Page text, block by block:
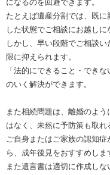
になるのを回避できます。
たとえば遺産分割では、既
した状態でご相談にお越しに
しかし、早い段階でご相談
限に抑えられます。
「法的にできること・でき
のいく解決ができます。
また相続問題は、離婚のよ
はなく、未然に予防策も取れ
ご自身またはご家族の認知
ら、成年後見をおすすめしま
また遺言書は適切に作成し